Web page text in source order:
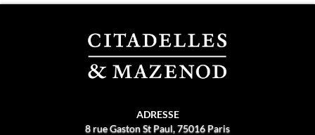
ADRESSE
8 rue Gaston St Paul, 75016 Paris